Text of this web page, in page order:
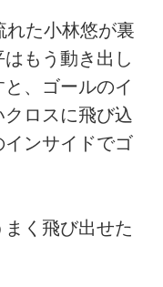
れた小林悠が裏
もう動き出し
、ゴールのイ
ロスに飛び込
ンサイドでゴ
まく飛び出せた